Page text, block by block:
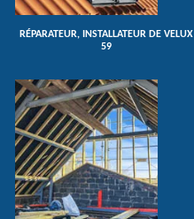
RÉPARATEUR, INSTALLATEUR DE VELUX
59